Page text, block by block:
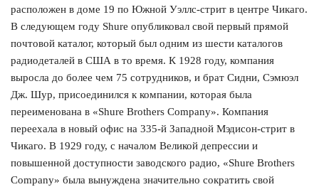
расположен в доме 19 по Южной Уэллс-стрит в центре Чикаго.
В следующем году Shure опубликовал свой первый прямой
почтовой каталог, который был одним из шести каталогов
радиодеталей в США в то время. К 1928 году, компания
выросла до более чем 75 сотрудников, и брат Сидни, Сэмюэл
Дж. Шур, присоединился к компании, которая была
переименована в «Shure Brothers Company». Компания
переехала в новый офис на 335-й Западной Мэдисон-стрит в
Чикаго. В 1929 году, с началом Великой депрессии и
повышенной доступности заводского радио, «Shure Brothers
Company» была вынуждена значительно сократить свой